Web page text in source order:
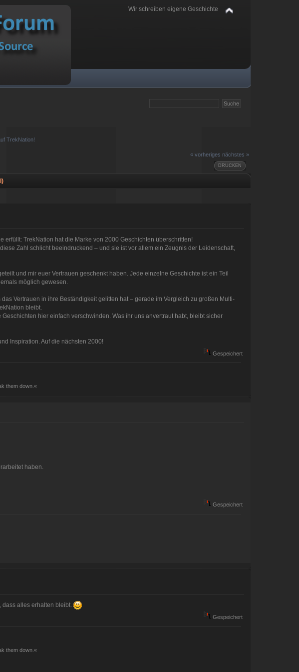
Wir schreiben eigene Geschichte
TrekNation!
« vorheriges nächstes »
DRUCKEN
TrekNation hat die Marke von 2000 Geschichten überschritten!
Zahl schlicht beeindruckend – und sie ist vor allem ein Zeugnis der Leidenschaft,
und mir euer Vertrauen geschenkt haben. Jede einzelne Geschichte ist ein Teil
möglich gewesen.
Vertrauen in ihre Beständigkeit gelitten hat – gerade im Vergleich zu großen Multi-
bleibt.
hier einfach verschwinden. Was ihr uns anvertraut habt, bleibt sicher
Inspiration. Auf die nächsten 2000!
Gespeichert
them down.«
haben.
Gespeichert
dass alles erhalten bleibt.
Gespeichert
them down.«